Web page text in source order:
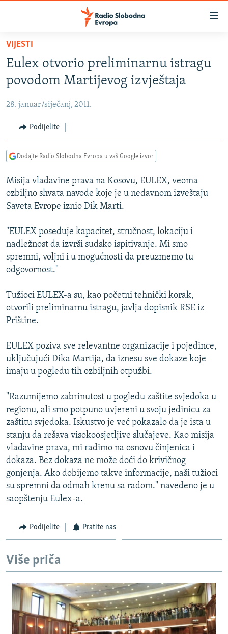
Pređite
glavni
sadržaj
Pređite
na
navigaciju
Pređite
na
VIJESTI
BOSNA I HERCEGOVINA
SRBIJA
KOSOVO
CRNA GORA
VIDEO
FOTOGALERIJE
INFOGRAFIKE
PODCASTI
RAT U UKRAJINI
KINA NA BALKANU
ISPRIČAJ MI
DNEVNO@RSE
SPECIJALI RSE
VIŠE OD NASLOVA
GENOCID U SREBRENICI
TV LIBERTY
POST SCRIPTUM
TRI DECENIJE OD RATA U BIH
SVE KARTE DEJTONA
NASTANAK I RASPAD JUGOSLAVIJE
PRATITE NAS
Sve RFE/RL stranice
VIJESTI
Eulex otvorio preliminarnu istragu
povodom Martijevog izvještaja
28. januar/siječanj, 2011.
Podijelite
Dodajte Radio Slobodna Evropa u vaš Google izvor
Misija vladavine prava na Kosovu, EULEX, veoma
ozbiljno shvata navode koje je u nedavnom izveštaju
Saveta Evrope iznio Dik Marti.
"EULEX poseduje kapacitet, stručnost, lokaciju i
nadležnost da izvrši sudsko ispitivanje. Mi smo
spremni, voljni i u mogućnosti da preuzmemo tu
odgovornost."
Tužioci EULEX-a su, kao početni tehnički korak,
otvorili preliminarnu istragu, javlja dopisnik RSE iz
Prištine.
EULEX poziva sve relevantne organizacije i pojedince,
uključujući Dika Martija, da iznesu sve dokaze koje
imaju u pogledu tih ozbiljnih otpužbi.
"Razumijemo zabrinutost u pogledu zaštite svjedoka u
regionu, ali smo potpuno uvjereni u svoju jedinicu za
zaštitu svjedoka. Iskustvo je već pokazalo da je ista u
stanju da rešava visokoosjetljive slučajeve. Kao misija
vladavine prava, mi radimo na osnovu činjenica i
dokaza. Bez dokaza ne može doći do krivičnog
gonjenja. Ako dobijemo takve informacije, naši tužioci
su spremni da odmah krenu sa radom." navedeno je u
saopštenju Eulex-a.
Podijelite Pratite nas
Više priča